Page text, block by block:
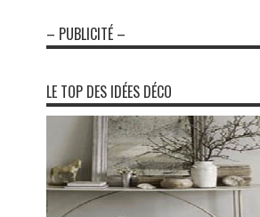
– PUBLICITÉ –
LE TOP DES IDÉES DÉCO